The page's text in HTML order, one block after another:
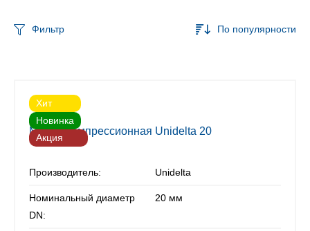
Фильтр По популярности
Хит
Новинка
Акция
Муфта компрессионная Unidelta 20
Производитель: Unidelta
Номинальный диаметр
DN:
20 мм